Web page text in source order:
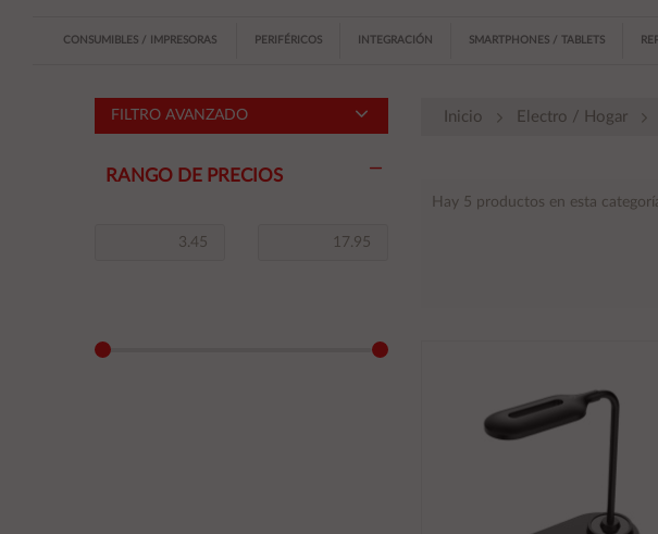
CONSUMIBLES / IMPRESORAS PERIFÉRICOS INTEGRACIÓN SMARTPHONES / TABLETS
FILTRO AVANZADO
RANGO DE PRECIOS
Inicio Electro / Hogar
Hay 5 productos en esta